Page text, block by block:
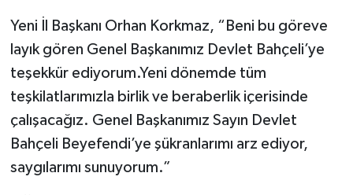
Yeni İl Başkanı Orhan Korkmaz, “Beni bu göreve
layık gören Genel Başkanımız Devlet Bahçeli’ye
teşekkür ediyorum.Yeni dönemde tüm
teşkilatlarımızla birlik ve beraberlik içerisinde
çalışacağız. Genel Başkanımız Sayın Devlet
Bahçeli Beyefendi’ye şükranlarımı arz ediyor,
saygılarımı sunuyorum.”